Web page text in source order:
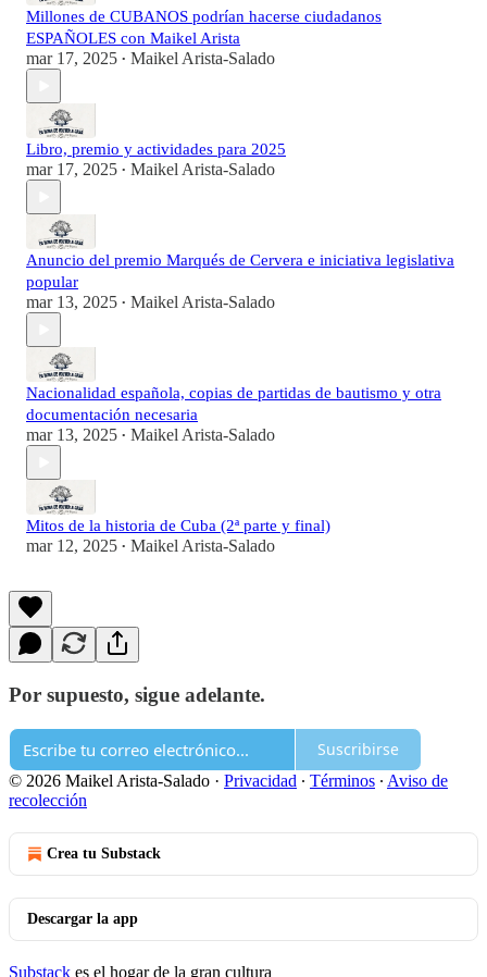
Millones de CUBANOS podrían hacerse ciudadanos
ESPAÑOLES con Maikel Arista
mar 17, 2025 • Maikel Arista-Salado
Libro, premio y actividades para 2025
mar 17, 2025 • Maikel Arista-Salado
Anuncio del premio Marqués de Cervera e iniciativa legislativa
popular
mar 13, 2025 • Maikel Arista-Salado
Nacionalidad española, copias de partidas de bautismo y otra
documentación necesaria
mar 13, 2025 • Maikel Arista-Salado
Mitos de la historia de Cuba (2ª parte y final)
mar 12, 2025 • Maikel Arista-Salado
Por supuesto, sigue adelante.
Suscribirse
© 2026 Maikel Arista-Salado · Privacidad ∙ Términos ∙ Aviso de
recolección
Crea tu Substack
Descargar la app
Substack es el hogar de la gran cultura